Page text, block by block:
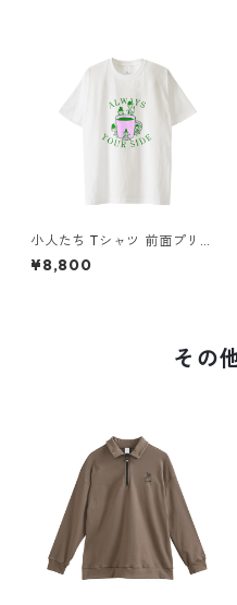
小人たち Tシャツ 前面プリン
ト
¥8,800
その